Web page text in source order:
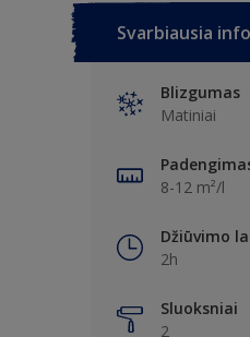
Svarbiausia
Blizgumas
Matiniai
8-12 m²/l
Džiūvimo
2h
Sluoksniai
2